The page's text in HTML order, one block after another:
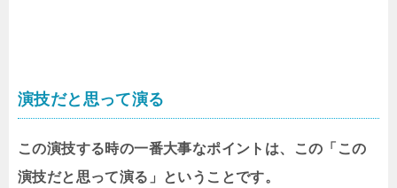
演技だと思って演る
この演技する時の一番大事なポイントは、この「この
演技だと思って演る」ということです。